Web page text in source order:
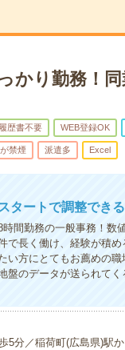
かり勤務！
履歴書不要 WEB登録OK
禁煙 派遣多 Excel
タートで調整でき
間勤務の一般事務！数
で長く働け、経験が積
い方にとてもお薦めの
盤のデータが送られて
5分／稲荷町(広島県)駅